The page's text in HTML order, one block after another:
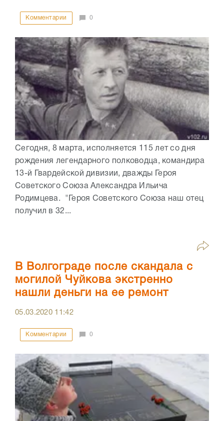
Комментарии 0
Сегодня, 8 марта, исполняется 115 лет со дня
рождения легендарного полководца, командира
13-й Гвардейской дивизии, дважды Героя
Советского Союза Александра Ильича
Родимцева. "Героя Советского Союза наш отец
получил в 32...
В Волгограде после скандала с
могилой Чуйкова экстренно
нашли деньги на ее ремонт
05.03.2020 11:42
Комментарии 0